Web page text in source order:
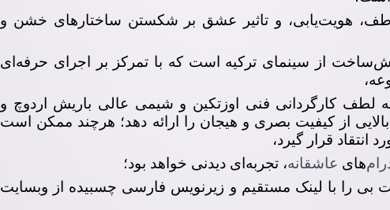
هویت‌یابی، و تاثیر عشق بر شکستن ساختارهای خشن و
از سینمای ترکیه است که با تمرکز بر اجرای حرفه‌ای
لطف کارگردانی فنی اوزتکین و شیمی عالی باریش اردوچ و
از کیفیت بصری و هیجان را ارائه دهد؛ هرچند ممکن است
قرار گیرد،
‌های عاشقانه، تجربه‌ای دیدنی خواهد بود؛
بی را با ‌لینک مستقیم و زیرنویس فارسی چسبیده از وبسایت